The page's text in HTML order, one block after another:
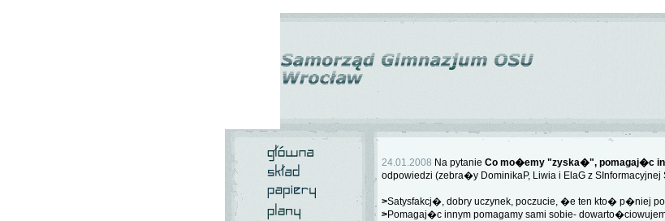
24.01.2008 Na pytanie Co mo�emy "zyska�", pomagaj�c
odpowiedzi (zebra�y DominikaP, Liwia i ElaG z SInformacyjnej
>Satysfakcj�, dobry uczynek, poczucie, �e ten kto� p�niej
>Pomagaj�c innym pomagamy sami sobie-